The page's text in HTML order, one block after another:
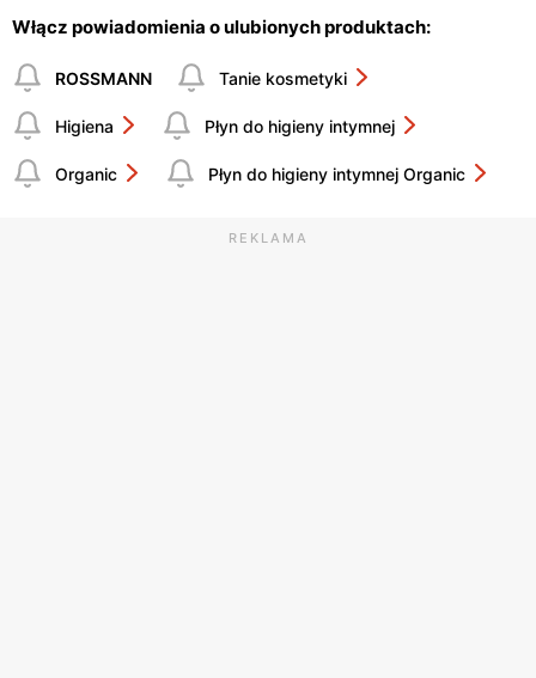
Włącz powiadomienia o ulubionych produktach:
ROSSMANN Tanie kosmetyki
Higiena Płyn do higieny intymnej
Organic Płyn do higieny intymnej Organic
REKLAMA